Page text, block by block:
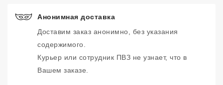
Анонимная доставка
Доставим заказ анонимно, без указания
содержимого.
Курьер или сотрудник ПВЗ не узнает, что в
Вашем заказе.